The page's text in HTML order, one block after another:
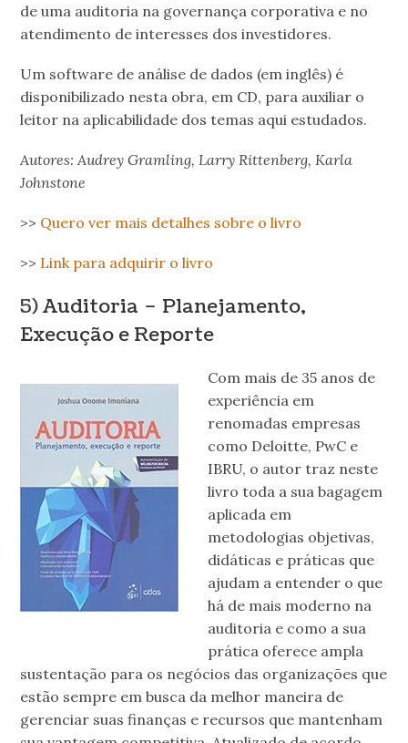
de uma auditoria na governança corporativa e no
atendimento de interesses dos investidores.
Um software de análise de dados (em inglês) é
disponibilizado nesta obra, em CD, para auxiliar o
leitor na aplicabilidade dos temas aqui estudados.
Autores: Audrey Gramling, Larry Rittenberg, Karla
Johnstone
>> Quero ver mais detalhes sobre o livro
>> Link para adquirir o livro
5)Auditoria – Planejamento,
Execução e Reporte
Com mais de 35 anos de
experiência em
renomadas empresas
como Deloitte, PwC e
IBRU, o autor traz neste
livro toda a sua bagagem
aplicada em
metodologias objetivas,
didáticas e práticas que
ajudam a entender o que
há de mais moderno na
auditoria e como a sua
prática oferece ampla
sustentação para os negócios das organizações que
estão sempre em busca da melhor maneira de
gerenciar suas finanças e recursos que mantenham